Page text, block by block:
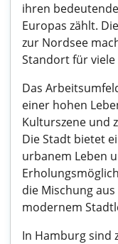
ihren
Europas zählt.
zur Nordsee
Standort für
Das
einer hohen
Kulturszene und
Die Stadt bietet
urbanem Leben
die Mischung
modernem
In Hamburg sind